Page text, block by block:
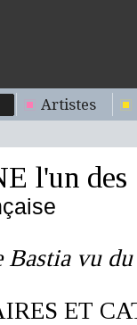
Artistes
l'un des
Bastia vu
ET